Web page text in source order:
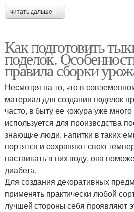
читать дальше →
Как подготовить
поделок.
правила сборки
Несмотря на то, что в
материал для создания поделок
часто, в быту ее кожура уже много
используется для производства
знающие люди, напитки в таких
портятся и сохраняют свою
настаивать в них воду, она
диабета.
Для создания декоративных
применять практически любой
лучшей стороны себя проявляют